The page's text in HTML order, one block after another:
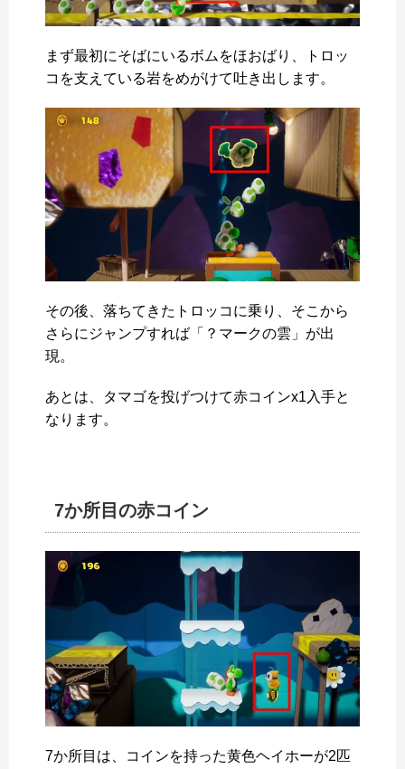
まず最初にそばにいるボムをほおばり、トロッ
コを支えている岩をめがけて吐き出します。
その後、落ちてきたトロッコに乗り、そこから
さらにジャンプすれば「？マークの雲」が出
現。
あとは、タマゴを投げつけて赤コインx1入手と
なります。
7か所目の赤コイン
7か所目は、コインを持った黄色ヘイホーが2匹